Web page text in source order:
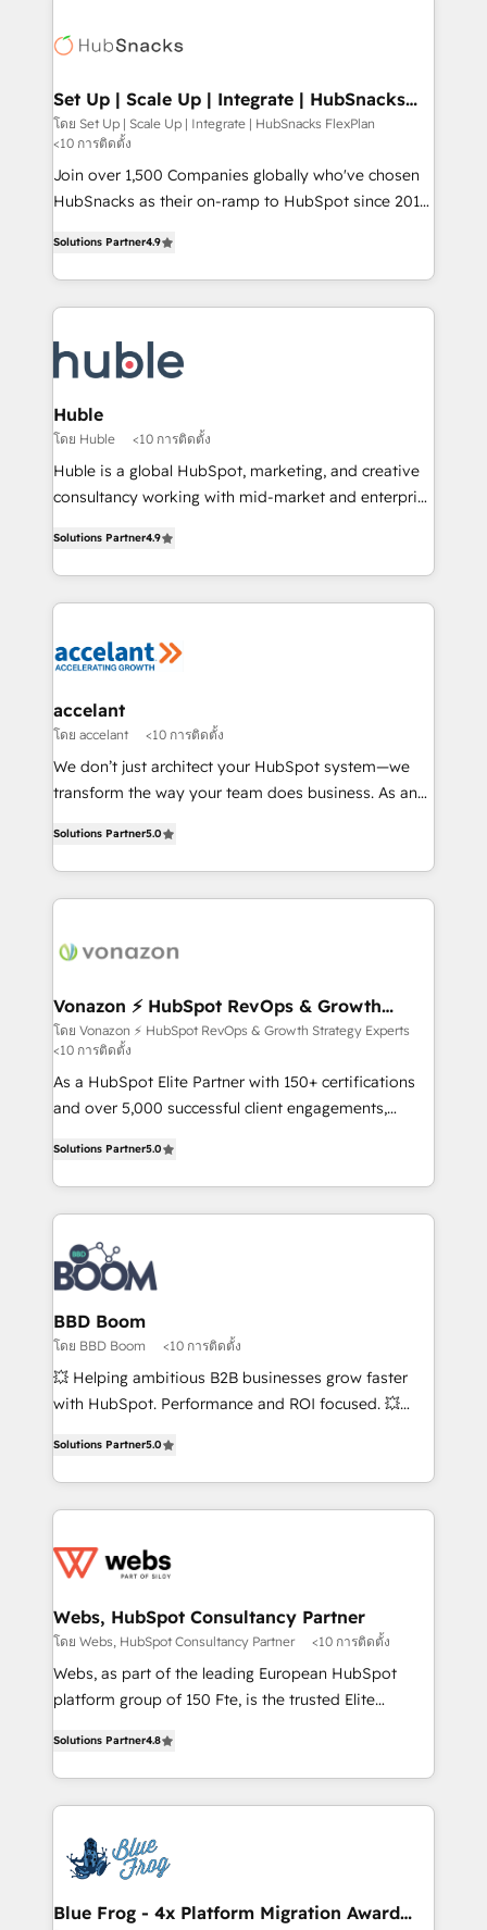
HubSpot COS Performance Award 🏆2014 HubSpot
COS Design Award 🏆2013 HubSpot Marketplace
Partner 📆Founded in 1997
HubSpot development: websites, custom modules,
marketing, advertising, campaigns, content and
design We connect people, data and technology to
improve customer experiences. With our bright
people, exciting ideas and can-do mentality, we
ensure revenue growth on a daily basis. So tell us
team of 100+ experts is ready for you! Driving digital
growth | www.brightdigital.com
Set Up | Scale Up | Integrate | HubSnacks
FlexPlan
โดย Set Up | Scale Up | Integrate | HubSnacks FlexPlan
<10 การติดตั้ง
Join over 1,500 Companies globally who've chosen
HubSnacks as their on-ramp to HubSpot since 2014
1️⃣ Set Up | Onboarding New or Check-fixing existing
HubSpot portals 2️⃣ Scale Up | 100% HubSpot Task
Execution... Global 24/7 ... All Experts 3️⃣ Integrate |
Slash months from your API Integration project... ⬅️
Click "Contact Business" ⬅️ to access 150+ Kickstart
Integration templates that put HubSpot in the center
of your tech stack, syncing... 🛍️ Shopify or
WooCommerce 💲 Stripe or Paypal 💰 Sage or
Netsuite 🤖 Google or Microsoft ✍️ DocuSign or
the rare Advanced "Custom Integrations"
Accreditation, securely sync data across... 🔄 any
new HubSpot portal with Advanced Website and
CRM Migrations using our in-house "HubScrub" Tool.
Solutions Partner4.9
Huble
โดย Huble <10 การติดตั้ง
Huble is a global HubSpot, marketing, and creative
consultancy working with mid-market and enterprise
the strategy, processes, and teams that turn
HubSpot into a genuine growth engine. Named
HubSpot's Global Partner of the Year in 2024,
worldwide, and with over 15 years in the ecosystem,
One company, one operating model, delivering
across offices and consulting teams in the UK, USA,
Canada, Germany, France, Belgium, Singapore, and
South Africa. Certified compliant with ISO/IEC
international offices and 175+ employees.
Solutions Partner4.9
accelant
โดย accelant <10 การติดตั้ง
We don’t just architect your HubSpot system—we
transform the way your team does business. As an
creating tailored, end-to-end CRM solutions that
accelerate growth, improve operational efficiency,
and ensure faster time to value on HubSpot. What
day one, our team takes the time to deeply
strategies that deliver impactful results. Our mission
is to empower you to unlock HubSpot’s full potential
—faster. Through expert training, unmatched
responsiveness, and ongoing support, we equip
your team to adopt new systems with confidence
customer engagement.
Solutions Partner5.0
Vonazon ⚡ HubSpot RevOps & Growth
Strategy Experts
โดย Vonazon ⚡ HubSpot RevOps & Growth Strategy Experts
<10 การติดตั้ง
As a HubSpot Elite Partner with 150+ certifications
and over 5,000 successful client engagements,
measurable, scalable growth. From onboarding to
enterprise-grade campaigns, our in-house team
builds scalable strategies that drive long-term
revenue. ⚙️ HubSpot Integration & Optimization •
Seamless CRM, CMS, and automation setup •
Complex platform migrations and data cleanups •
Custom APIs and third-party integrations 📈 End-to-
End Revenue Acceleration • Lifecycle marketing and
pipeline growth programs • Sales enablement tools
and CRM optimization • Retention strategies with
Execution • 750+ onboardings and 2,000+
implementations • Deep expertise across marketing,
Solutions Partner5.0
BBD Boom
โดย BBD Boom <10 การติดตั้ง
💥 Helping ambitious B2B businesses grow faster
with HubSpot. Performance and ROI focused. 💥
to HubSpot Better. We work with your teams to
solve all your HubSpot challenges and improve user
adoption, sales process and marketing results.
the first time 🔧 Designing and optimising your
and build using HubSpot 🔌 Integrating HubSpot
with other systems 🎓 Training your teams to be
HubSpot pros 📊 Lead generation services using
HubSpot Why us? - SIX HubSpot Accreditations -
CRM, Solutions Architecture, Onboarding , Data
Migration, Custom Integration & Platform
team of 25+ experts Contact us today to help you
get more from your investment in HubSpot.
Solutions Partner5.0
Webs, HubSpot Consultancy Partner
โดย Webs, HubSpot Consultancy Partner <10 การติดตั้ง
Webs, as part of the leading European HubSpot
platform group of 150 Fte, is the trusted Elite
maximizing EBITDA and achieving Commercial
Excellence. With our targeted processes, we
strengthen your digital transformation and minimize
Implementation partner, we provide expertise to
drive your business forward. Since 2015 we are fully
dedicated to HubSpot and with an experienced
Solutions Partner4.8
Blue Frog - 4x Platform Migration Award